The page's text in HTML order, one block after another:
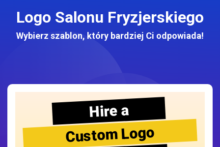
Logo Salonu Fryzjerskiego
Wybierz szablon, który bardziej Ci odpowiada!
Hire a
Custom Logo